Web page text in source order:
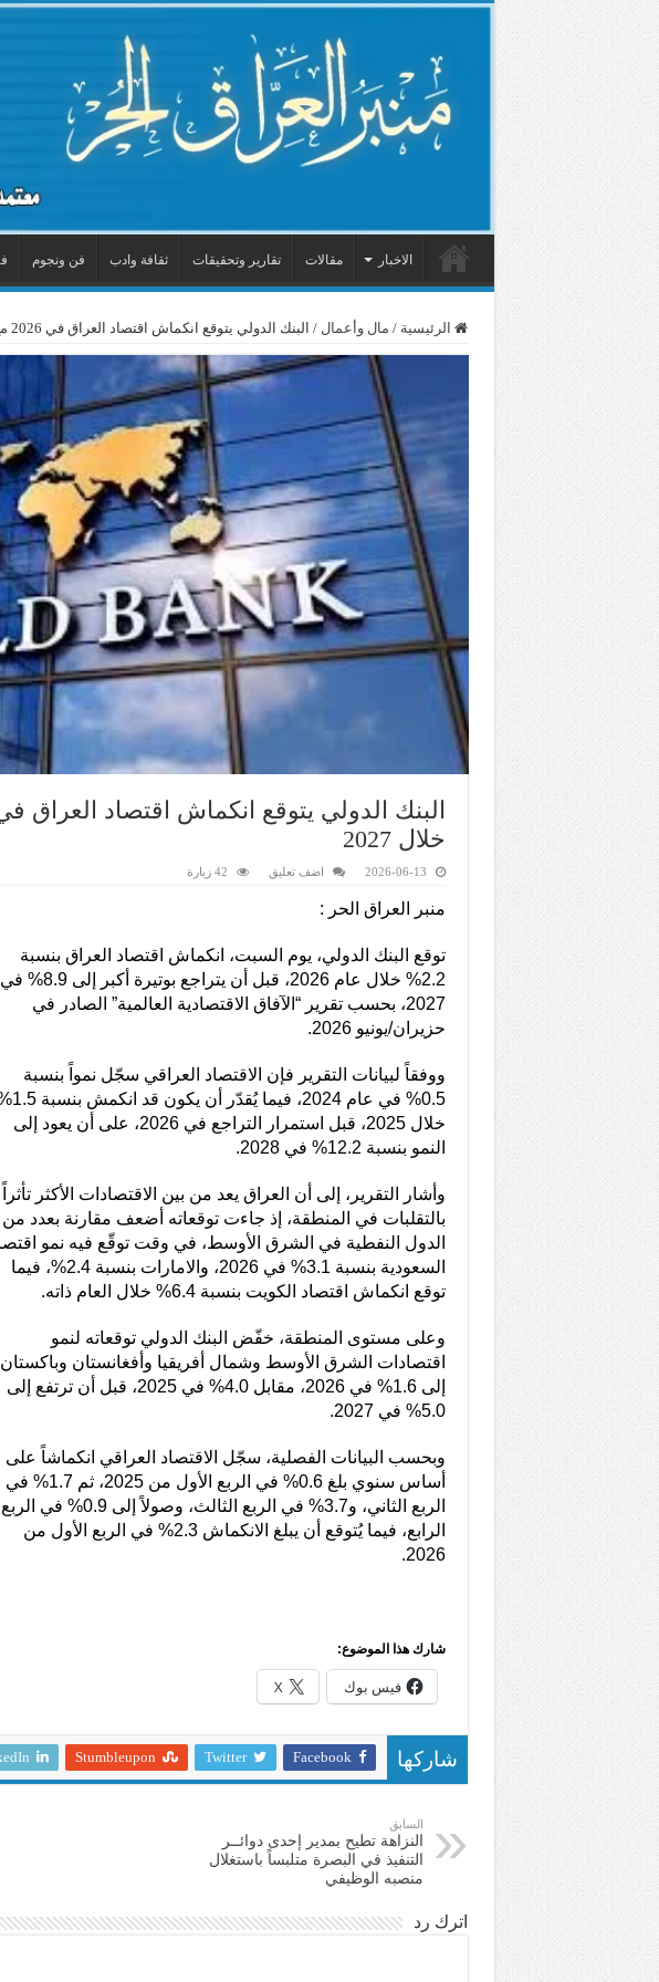
الاخبار مقالات تقارير وتحقيقات ثقافة وادب فن ونجوم
الرئيسية / مال وأعمال / البنك الدولي يتوقع انكماش اقتصاد العراق في 2026 مع تراجع أعمق خلال 2027
خلال 2027
2026-06-13 اضف تعليق 42 زيارة
منبر العراق الحر :
توقع البنك الدولي، يوم السبت، انكماش اقتصاد العراق بنسبة
2.2% خلال عام 2026، قبل أن يتراجع بوتيرة أكبر إلى 8.9% في
2027، بحسب تقرير “الآفاق الاقتصادية العالمية” الصادر في
حزيران/يونيو 2026.
ووفقاً لبيانات التقرير فإن الاقتصاد العراقي سجّل نمواً بنسبة
0.5% في عام 2024، فيما يُقدّر أن
خلال 2025، قبل استمرار التراجع في 2026، على أن يعود إلى
النمو بنسبة 12.2% في 2028.
وأشار التقرير، إلى أن العراق يعد من بين الاقتصادات الأكثر تأثراً
بالتقلبات في المنطقة، إذ جاءت توقعاته أضعف مقارنة بعدد من
الدول النفطية في الشرق الأوسط، في وقت توقّع فيه نمو
السعودية بنسبة 3.1% في 2026، والامارات بنسبة 2.4%، فيما
توقع انكماش اقتصاد الكويت بنسبة 6.4% خلال العام ذاته.
وعلى مستوى المنطقة، خفّض البنك الدولي توقعاته لنمو
اقتصادات الشرق الأوسط وشمال أفريقيا وأفغانستان وباكستان
إلى 1.6% في 2026، مقابل 4.0% في 2025، قبل أن ترتفع إلى
5.0% في 2027.
وبحسب البيانات الفصلية، سجّل الاقتصاد العراقي انكماشاً على
أساس سنوي بلغ 0.6% في الربع الأول من 2025، ثم 1.7% في
الربع الثاني، و3.7% في الربع الثالث، وصولاً إلى 0.9% في الربع
الرابع، فيما يُتوقع أن يبلغ الانكماش 2.3% في الربع الأول من
2026.
شارك هذا الموضوع:
فيس بوك X
شاركها Facebook
Twitter
Stumbleupon
السابق
النزاهة تطيح بمدير إحدى دوائــر
التنفيذ في البصرة متلبساً باستغلال
منصبه الوظيفي
اترك رد